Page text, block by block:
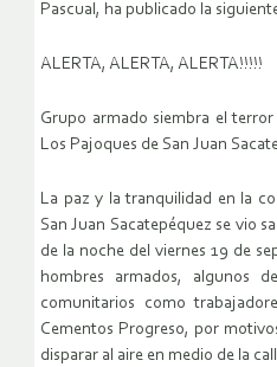
Pascual, ha publicado la
ALERTA, ALERTA, ALERTA!!!!!
Grupo armado siembra el
Los Pajoques de San Juan
La paz y la tranquilidad en la
San Juan Sacatepéquez se vio
de la noche del viernes 19 de
hombres armados, algunos
comunitarios como
Cementos Progreso, por
disparar al aire en medio de la